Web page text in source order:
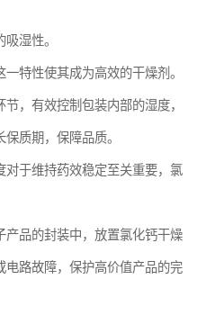
湿性。
特性使其成为高效的干燥剂。
，有效控制包装内部的湿度，
质期，保障品质。
于维持药效稳定至关重要，氯
产品的封装中，放置氯化钙干燥
路故障，保护高价值产品的完